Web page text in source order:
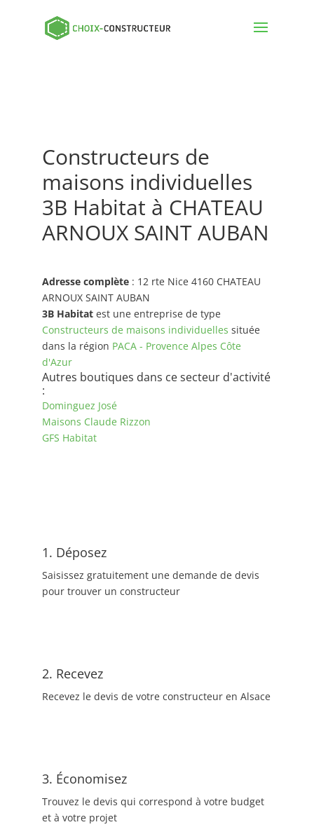
Constructeurs de
maisons individuelles
3B Habitat à CHATEAU
ARNOUX SAINT AUBAN
Adresse complète: 12 rte Nice 4160 CHATEAU
ARNOUX SAINT AUBAN
3B Habitatest une entreprise de type
Constructeurs de maisons individuelles située
dans la région PACA - Provence Alpes Côte
d'Azur
Autres boutiques dans ce secteur d'activité
:
Dominguez José
Maisons Claude Rizzon
GFS Habitat
1. Déposez
Saisissez gratuitement une demande de devis
pour trouver un constructeur
2. Recevez
Recevez le devis de votre constructeur en Alsace
3. Économisez
Trouvez le devis qui correspond à votre budget
et à votre projet